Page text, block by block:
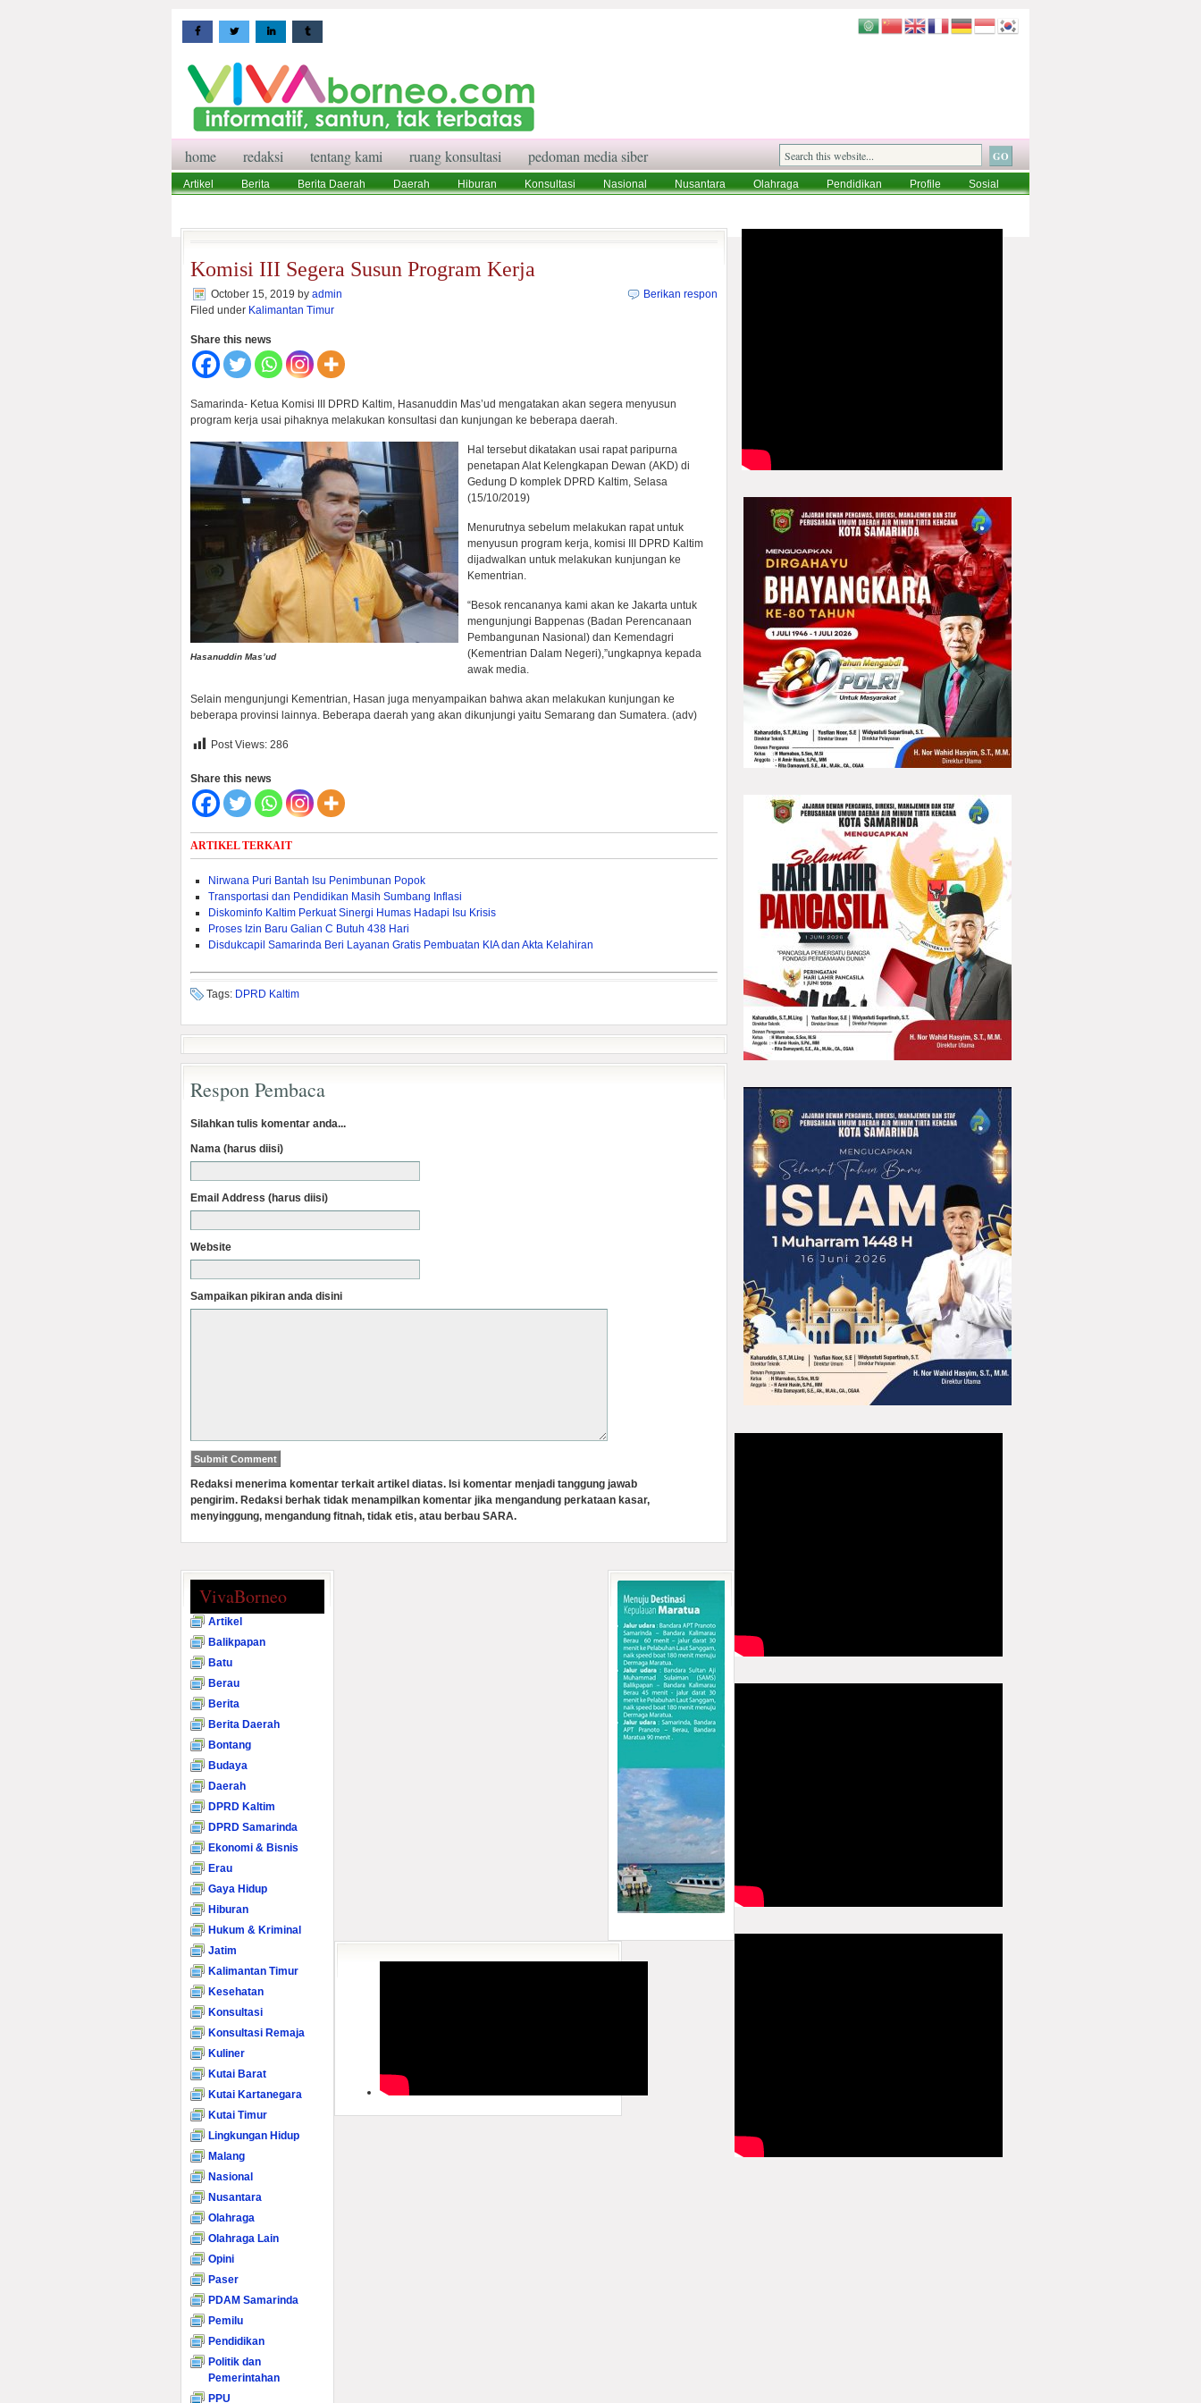
home redaksi tentang kami ruang konsultasi pedoman media siber
Artikel Berita Berita Daerah Daerah Hiburan Konsultasi Nasional Nusantara Olahraga Pendidikan Profile
Sosial
Komisi III Segera Susun Program Kerja
October 15, 2019 by admin
Filed under Kalimantan Timur
Berikan respon
Share this news
Samarinda- Ketua Komisi III DPRD Kaltim, Hasanuddin Mas’ud mengatakan akan segera menyusun
program kerja usai pihaknya melakukan konsultasi dan kunjungan ke beberapa daerah.
Hasanuddin Mas’ud
Hal tersebut dikatakan usai rapat paripurna
penetapan Alat Kelengkapan Dewan (AKD) di
Gedung D komplek DPRD Kaltim, Selasa
(15/10/2019)
Menurutnya sebelum melakukan rapat untuk
menyusun program kerja, komisi III DPRD Kaltim
dijadwalkan untuk melakukan kunjungan ke
Kementrian.
“Besok rencananya kami akan ke Jakarta untuk
mengunjungi Bappenas (Badan Perencanaan
Pembangunan Nasional) dan Kemendagri
(Kementrian Dalam Negeri),”ungkapnya kepada
awak media.
Selain mengunjungi Kementrian, Hasan juga menyampaikan bahwa akan melakukan kunjungan ke
beberapa provinsi lainnya. Beberapa daerah yang akan dikunjungi yaitu Semarang dan Sumatera. (adv)
Post Views: 286
Share this news
ARTIKEL TERKAIT
Nirwana Puri Bantah Isu Penimbunan Popok
Transportasi dan Pendidikan Masih Sumbang Inflasi
Diskominfo Kaltim Perkuat Sinergi Humas Hadapi Isu Krisis
Proses Izin Baru Galian C Butuh 438 Hari
Disdukcapil Samarinda Beri Layanan Gratis Pembuatan KIA dan Akta Kelahiran
Tags: DPRD Kaltim
Respon Pembaca
Silahkan tulis komentar anda...
Nama (harus diisi)
Email Address (harus diisi)
Website
Sampaikan pikiran anda disini
Redaksi menerima komentar terkait artikel diatas. Isi komentar menjadi tanggung jawab
pengirim. Redaksi berhak tidak menampilkan komentar jika mengandung perkataan kasar,
menyinggung, mengandung fitnah, tidak etis, atau berbau SARA.
VivaBorneo
Artikel
Balikpapan
Batu
Berau
Berita
Berita Daerah
Bontang
Budaya
Daerah
DPRD Kaltim
DPRD Samarinda
Ekonomi & Bisnis
Erau
Gaya Hidup
Hiburan
Hukum & Kriminal
Jatim
Kalimantan Timur
Kesehatan
Konsultasi
Konsultasi Remaja
Kuliner
Kutai Barat
Kutai Kartanegara
Kutai Timur
Lingkungan Hidup
Malang
Nasional
Nusantara
Olahraga
Olahraga Lain
Opini
Paser
PDAM Samarinda
Pemilu
Pendidikan
Politik dan
Pemerintahan
PPU